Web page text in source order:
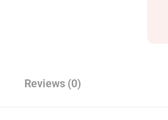
Reviews (0)